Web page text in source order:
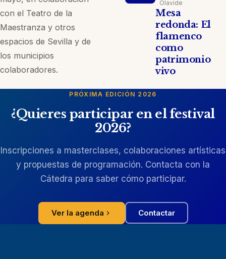
con el Teatro de la
Maestranza y otros
espacios de Sevilla y de
los municipios
colaboradores.
Olavide
Mesa
redonda: El
flamenco
como
patrimonio
vivo
PRÓXIMA EDICIÓN 2026
¿Quieres participar en el festival
2026?
Inscripciones a masterclases, colaboraciones artísticas
y propuestas de programación. Contacta con la
Cátedra para saber cómo participar.
Ver la agenda Contactar